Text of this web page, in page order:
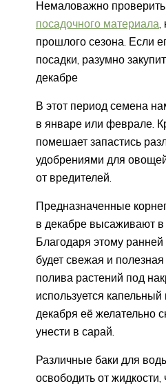
Немаловажно проверить
посадочного материала,
прошлого сезона. Если
посадки, разумно
декабре
В этот период семена
в январе или феврале.
помешает запастись
удобрениями для
от вредителей.
Предназначенные
в декабре высаживают в
Благодаря этому
будет свежая и
полива растений под
используется
декабря её желательно
унести в сарай.
Различные баки для
освободить от